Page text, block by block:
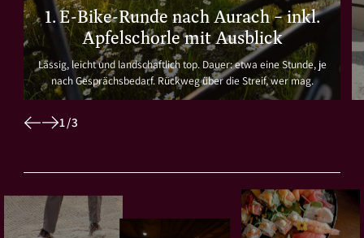
1. E-Bike-Runde nach Aurach – inkl.
Apfelschorle mit Ausblick
Lässig, leicht und landschaftlich top. Dauer: etwa eine Stunde, je
nach Gesprächsbedarf. Rückweg über die Streif, wer mag.
1/3